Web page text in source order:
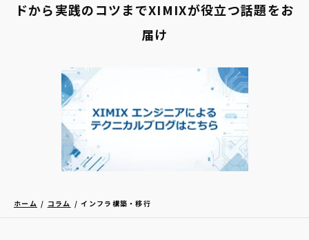
ドから実践のコツまでXIMIXが役立つ話題をお
届け
ホーム コラム インフラ構築・移行